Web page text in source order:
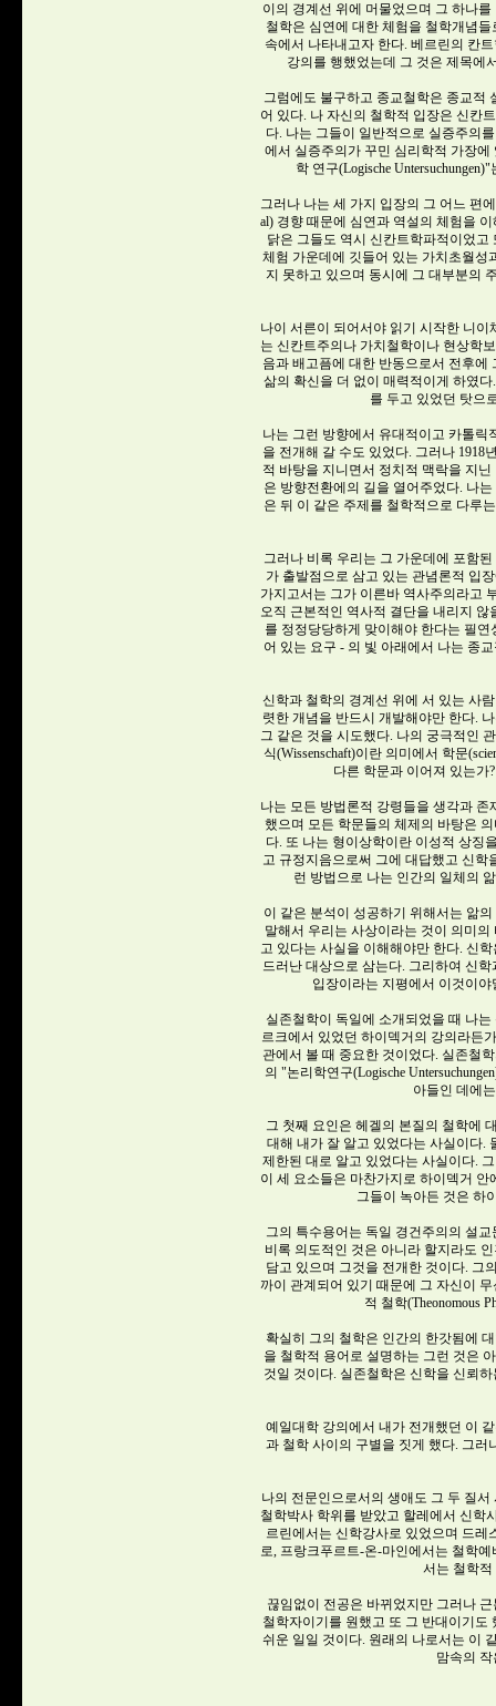
이의 경계선 위에 머물었으며 그 하나
철학은 심연에 대한 체험을 철학개념
속에서 나타내고자 한다. 베르린의 칸
강의를 행했었는데 그 것은 제목에
그럼에도 불구하고 종교철학은 종교적
어 있다. 나 자신의 철학적 입장은 신칸
다. 나는 그들이 일반적으로 실증주의
에서 실증주의가 꾸민 심리학적 가장
학 연구(Logische
그러나 나는 세 가지 입장의 그 어느 편
al) 경향 때문에 심연과 역설의 체험을
닭은 그들도 역시 신칸트학파적이었
체험 가운데에 깃들어 있는 가치초월성
지 못하고 있으며 동시에 그 대부분의
나이 서른이 되어서야 읽기 시작한 니
는 신칸트주의나 가치철학이나 현상학
음과 배고픔에 대한 반동으로서 전후
삶의 확신을 더 없이 매력적이게 하였
를 두고 있었던 탓으
나는 그런 방향에서 유대적이고 카톨
을 전개해 갈 수도 있었다. 그러나 1918
적 바탕을 지니면서 정치적 맥락을 지
은 방향전환에의 길을 열어주었다. 나
은 뒤 이 같은 주제를 철학적으로 다루
그러나 비록 우리는 그 가운데에 포함
가 출발점으로 삼고 있는 관념론적 입
가지고서는 그가 이른바 역사주의라고
오직 근본적인 역사적 결단을 내리지
를 정정당당하게 맞이해야 한다는 필
어 있는 요구 - 의 빛 아래에서 나는 종
신학과 철학의 경계선 위에 서 있는 사
렷한 개념을 반드시 개발해야만 한다. 나
그 같은 것을 시도했다. 나의 궁극적인
식(Wissenschaft)이란 의미에서 학문
다른 학문과 이어져 있는가
나는 모든 방법론적 강령들을 생각과
했으며 모든 학문들의 체제의 바탕은
다. 또 나는 형이상학이란 이성적 상징
고 규정지음으로써 그에 대답했고 신
런 방법으로 나는 인간의 일체의
이 같은 분석이 성공하기 위해서는 앎
말해서 우리는 사상이라는 것이 의미의
고 있다는 사실을 이해해야만 한다. 신
드러난 대상으로 삼는다. 그리하여 신
입장이라는 지평에서 이것이
실존철학이 독일에 소개되었을 때 나
르크에서 있었던 하이덱거의 강의라든
관에서 볼 때 중요한 것이었다. 실존철
의 "논리학연구(Logische
아들인 데에
그 첫째 요인은 헤겔의 본질의 철학에
대해 내가 잘 알고 있었다는 사실이다.
제한된 대로 알고 있었다는 사실이다.
이 세 요소들은 마찬가지로 하이덱거
그들이 녹아든 것은 하
그의 특수용어는 독일 경건주의의 설
비록 의도적인 것은 아니라 할지라도
담고 있으며 그것을 전개한 것이다. 그
까이 관계되어 있기 때문에 그 자신이
적 철학(Theonomous
확실히 그의 철학은 인간의 한갓됨에
을 철학적 용어로 설명하는 그런 것은
것일 것이다. 실존철학은 신학을 신뢰
예일대학 강의에서 내가 전개했던 이
과 철학 사이의 구별을 짓게 했다. 그러
나의 전문인으로서의 생애도 그 두 질
철학박사 학위를 받았고 할레에서 신학
르린에서는 신학강사로 있었으며 드
로, 프랑크푸르트-온-마인에서는 철학예
서는 철학
끊임없이 전공은 바뀌었지만 그러나
철학자이기를 원했고 또 그 반대이기도
쉬운 일일 것이다. 원래의 나로서는 이
맘속의